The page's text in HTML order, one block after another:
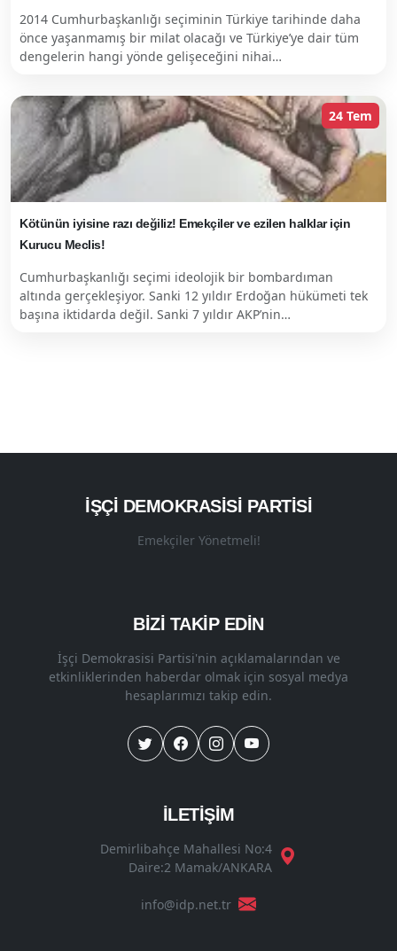
2014 Cumhurbaşkanlığı seçiminin Türkiye tarihinde daha
önce yaşanmamış bir milat olacağı ve Türkiye’ye dair tüm
dengelerin hangi yönde gelişeceğini nihai…
24 Tem
Kötünün iyisine razı değiliz! Emekçiler ve ezilen halklar için
Kurucu Meclis!
Cumhurbaşkanlığı seçimi ideolojik bir bombardıman
altında gerçekleşiyor. Sanki 12 yıldır Erdoğan hükümeti tek
başına iktidarda değil. Sanki 7 yıldır AKP’nin…
İŞÇI DEMOKRASISI PARTISI
Emekçiler Yönetmeli!
BİZİ TAKİP EDİN
İşçi Demokrasisi Partisi'nin açıklamalarından ve
etkinliklerinden haberdar olmak için sosyal medya
hesaplarımızı takip edin.
İLETİŞİM
Demirlibahçe Mahallesi No:4
Daire:2 Mamak/ANKARA
info@idp.net.tr